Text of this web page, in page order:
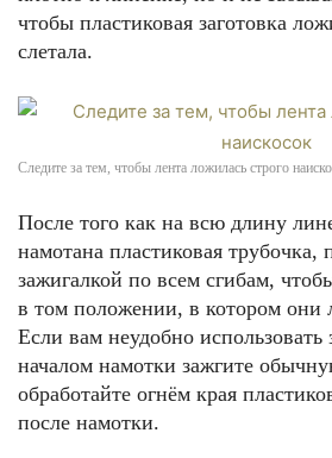
чтобы пластиковая заготовка
слетала.
Следите за тем, чтобы лента ложилась строго
После того как на всю длину
намотана пластиковая трубочка,
зажигалкой по всем сгибам,
в том положении, в котором они
Если вам неудобно использовать
началом намотки зажгите
обработайте огнём края
после намотки.